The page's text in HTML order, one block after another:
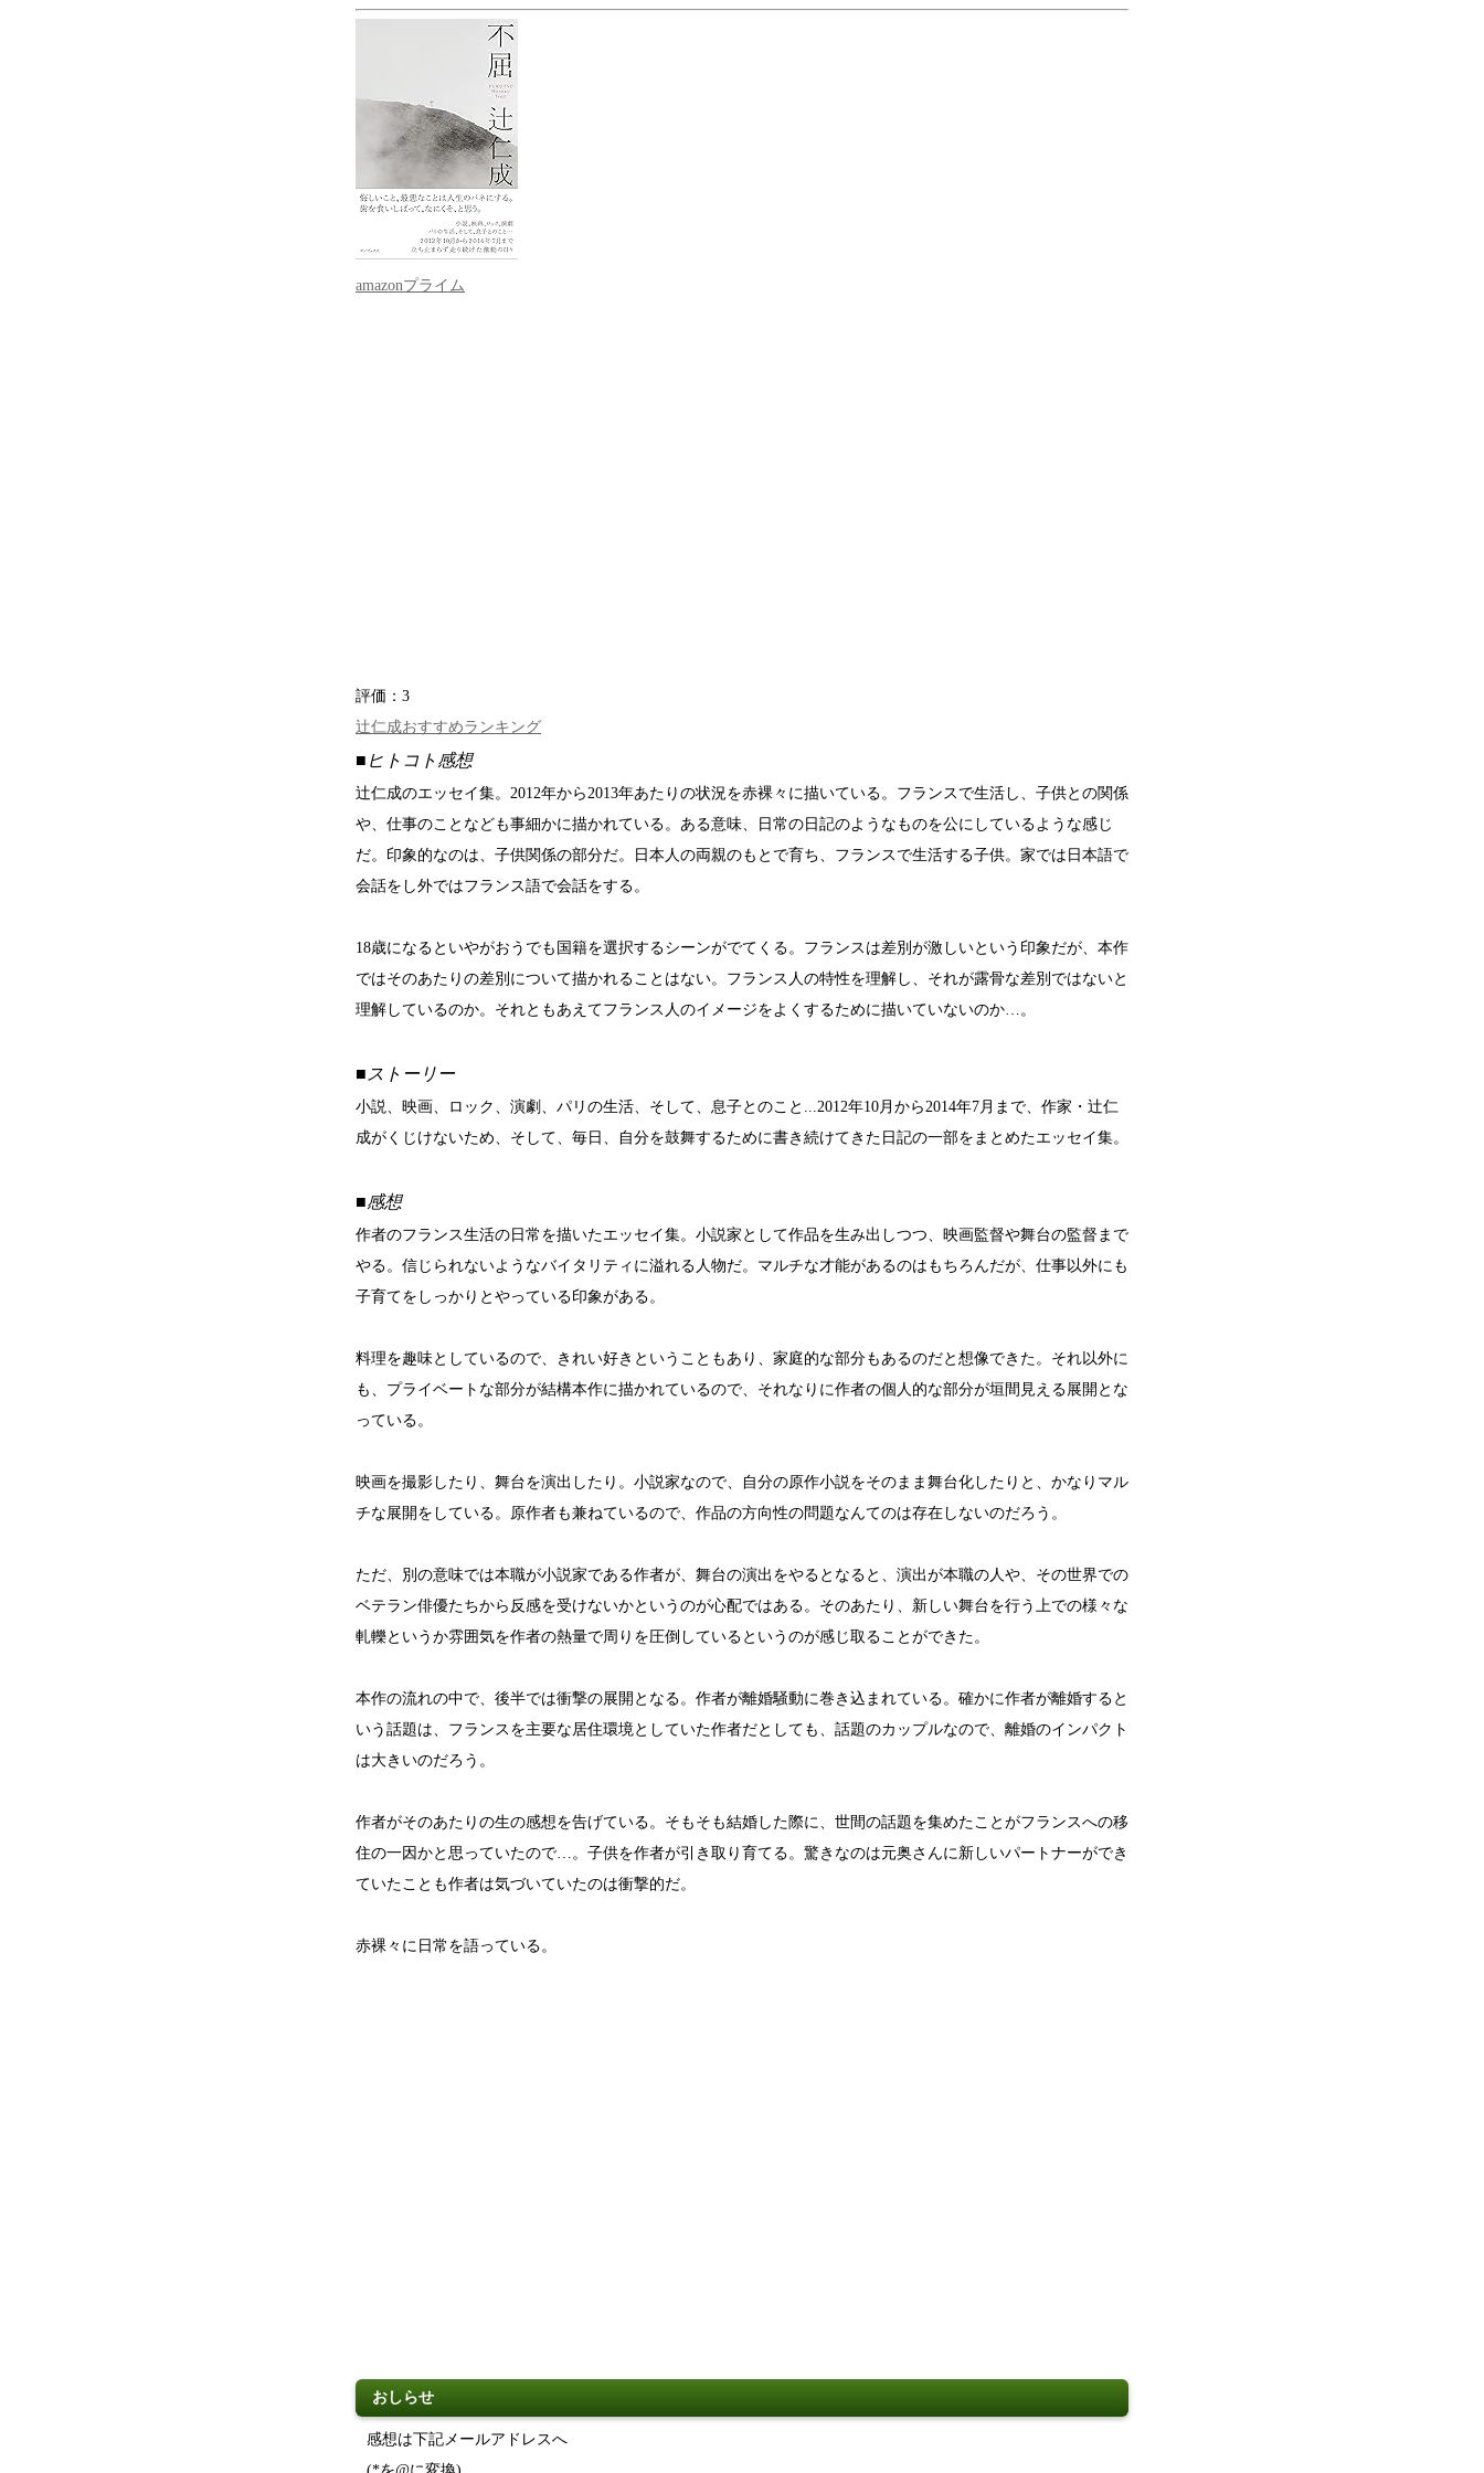
amazonプライム
評価： 3
辻仁成おすすめランキング
■ヒトコト感想
辻仁成のエッセイ集。2012年から2013年あたりの状況を赤裸々に描いている。フランスで生活し、子供との関係
や、仕事のことなども事細かに描かれている。ある意味、日常の日記のようなものを公にしているような感じ
だ。印象的なのは、子供関係の部分だ。日本人の両親のもとで育ち、フランスで生活する子供。家では日本語で
会話をし外ではフランス語で会話をする。
18歳になるといやがおうでも国籍を選択するシーンがでてくる。フランスは差別が激しいという印象だが、本作
ではそのあたりの差別について描かれることはない。フランス人の特性を理解し、それが露骨な差別ではないと
理解しているのか。それともあえてフランス人のイメージをよくするために描いていないのか…。
■ストーリー
小説、映画、ロック、演劇、パリの生活、そして、息子とのこと...2012年10月から2014年7月まで、作家・辻仁
成がくじけないため、そして、毎日、自分を鼓舞するために書き続けてきた日記の一部をまとめたエッセイ集。
■感想
作者のフランス生活の日常を描いたエッセイ集。小説家として作品を生み出しつつ、映画監督や舞台の監督まで
やる。信じられないようなバイタリティに溢れる人物だ。マルチな才能があるのはもちろんだが、仕事以外にも
子育てをしっかりとやっている印象がある。
料理を趣味としているので、きれい好きということもあり、家庭的な部分もあるのだと想像できた。それ以外に
も、プライベートな部分が結構本作に描かれているので、それなりに作者の個人的な部分が垣間見える展開とな
っている。
映画を撮影したり、舞台を演出したり。小説家なので、自分の原作小説をそのまま舞台化したりと、かなりマル
チな展開をしている。原作者も兼ねているので、作品の方向性の問題なんてのは存在しないのだろう。
ただ、別の意味では本職が小説家である作者が、舞台の演出をやるとなると、演出が本職の人や、その世界での
ベテラン俳優たちから反感を受けないかというのが心配ではある。そのあたり、新しい舞台を行う上での様々な
軋轢というか雰囲気を作者の熱量で周りを圧倒しているというのが感じ取ることができた。
本作の流れの中で、後半では衝撃の展開となる。作者が離婚騒動に巻き込まれている。確かに作者が離婚すると
いう話題は、フランスを主要な居住環境としていた作者だとしても、話題のカップルなので、離婚のインパクト
は大きいのだろう。
作者がそのあたりの生の感想を告げている。そもそも結婚した際に、世間の話題を集めたことがフランスへの移
住の一因かと思っていたので…。子供を作者が引き取り育てる。驚きなのは元奥さんに新しいパートナーができ
ていたことも作者は気づいていたのは衝撃的だ。
赤裸々に日常を語っている。
おしらせ
感想は下記メールアドレスへ